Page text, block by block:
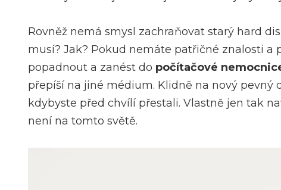
Rovněž nemá smysl zachraňovat starý hard
musí? Jak? Pokud nemáte patřičné znalosti a
popadnout a zanést do počítačové
přepíší na jiné médium. Klidně na nový pevný
kdybyste před chvílí přestali. Vlastně jen tak
není na tomto světě.